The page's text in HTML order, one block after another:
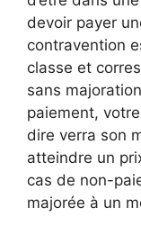
devoir payer
contravention
classe et
sans
paiement,
dire verra son
atteindre un
cas de non-
majorée à un